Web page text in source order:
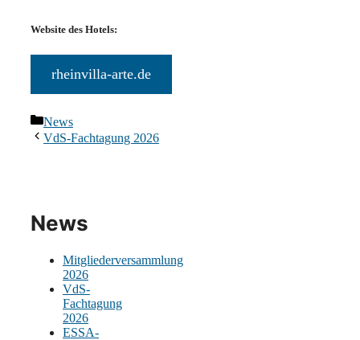
Website des Hotels:
rheinvilla-arte.de
Kategorien
News
VdS-Fachtagung 2026
News
Mitgliederversammlung
2026
VdS-
Fachtagung
2026
ESSA-